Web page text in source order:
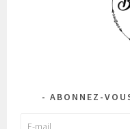
ABONNEZ-